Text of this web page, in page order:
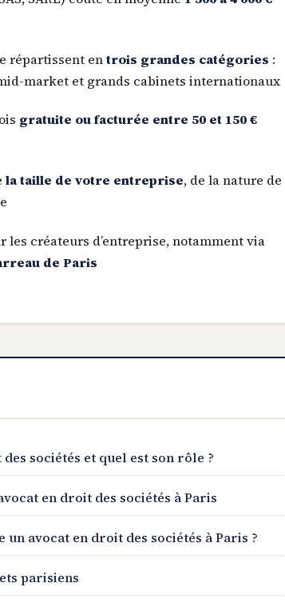
répartissent entrois grandes catégories :
market et grands cabinets internationaux
gratuite ou facturée entre 50 et 150 €
la taille de votre entreprise, de la nature de
les créateurs d’entreprise, notamment via
de Paris
des sociétés et quel est son rôle ?
en droit des sociétés à Paris
avocat en droit des sociétés à Paris ?
parisiens